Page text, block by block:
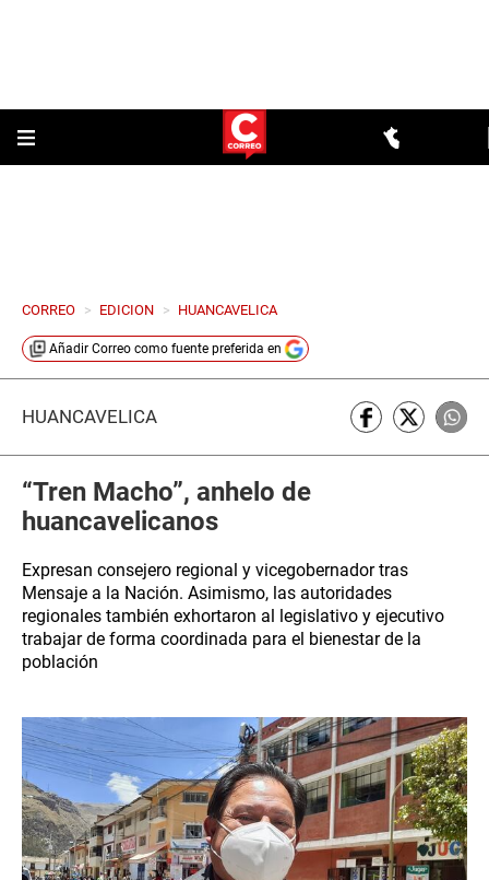
CORREO > EDICION > HUANCAVELICA
Añadir Correo como fuente preferida en
HUANCAVELICA
“Tren Macho”, anhelo de
huancavelicanos
Expresan consejero regional y vicegobernador tras
Mensaje a la Nación. Asimismo, las autoridades
regionales también exhortaron al legislativo y ejecutivo
trabajar de forma coordinada para el bienestar de la
población